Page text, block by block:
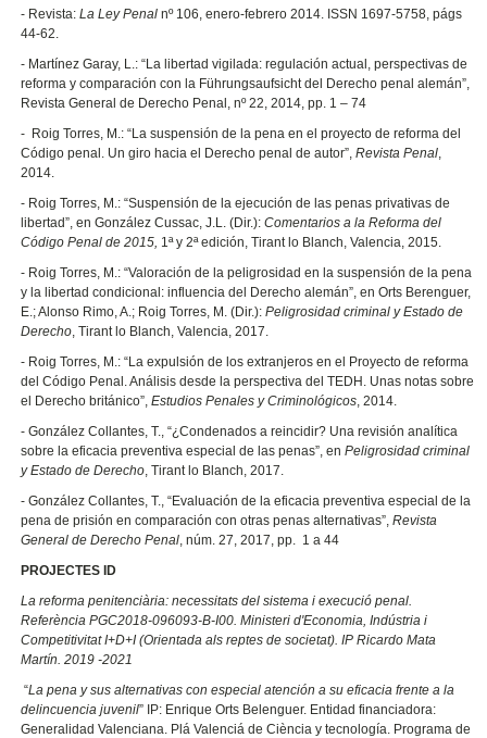
- Revista: La Ley Penalnº 106, enero-febrero 2014. ISSN 1697-5758, págs
44-62.
- Martínez Garay, L.: “La libertad vigilada: regulación actual, perspectivas de
reforma y comparación con la Führungsaufsicht del Derecho penal alemán”,
Revista General de Derecho Penal, nº 22, 2014, pp. 1 – 74
- Roig Torres, M.: “La suspensión de la pena en el proyecto de reforma del
Código penal. Un giro hacia el Derecho penal de autor”,Revista Penal,
2014.
- Roig Torres, M.: “Suspensión de la ejecución de las penas privativas de
libertad”, en González Cussac, J.L. (Dir.):Comentarios a la Reforma del
Código Penal de 2015, 1ª y 2ª edición, Tirant lo Blanch, Valencia, 2015.
- Roig Torres, M.: “Valoración de la peligrosidad en la suspensión de la pena
y la libertad condicional: influencia del Derecho alemán”, en Orts Berenguer,
E.; Alonso Rimo, A.; Roig Torres, M. (Dir.):Peligrosidad criminal y Estado de
Derecho, Tirant lo Blanch, Valencia, 2017.
- Roig Torres, M.: “La expulsión de los extranjeros en el Proyecto de reforma
del Código Penal. Análisis desde la perspectiva del TEDH. Unas notas sobre
el Derecho británico”,Estudios Penales y Criminológicos, 2014.
- González Collantes, T., “¿Condenados a reincidir? Una revisión analítica
sobre la eficacia preventiva especial de las penas”, enPeligrosidad criminal
y Estado de Derecho, Tirant lo Blanch, 2017.
- González Collantes, T., “Evaluación de la eficacia preventiva especial de la
pena de prisión en comparación con otras penas alternativas”,Revista
General de Derecho Penal, núm. 27, 2017, pp. 1 a 44
PROJECTES ID
La reforma penitenciària: necessitats del sistema i execució penal.
Referència PGC2018-096093-B-I00. Ministeri d'Economia, Indústria i
Competitivitat I+D+I (Orientada als reptes de societat). IP Ricardo Mata
Martín. 2019 -2021
“La pena y sus alternativas con especial atención a su eficacia frente a la
delincuencia juvenil” IP: Enrique Orts Belenguer. Entidad financiadora:
Generalidad Valenciana. Plá Valenciá de Ciència y tecnología. Programa de